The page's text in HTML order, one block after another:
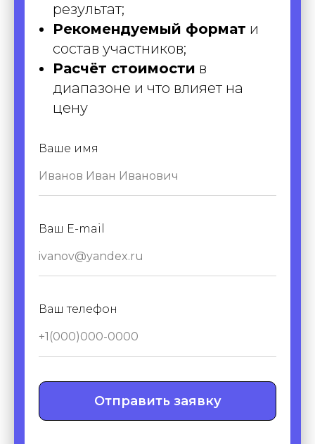
результат;
Рекомендуемый формат и
состав участников;
Расчёт стоимости в
диапазоне и что влияет на
цену
Ваше имя
Ваш E-mail
Ваш телефон
Отправить заявку